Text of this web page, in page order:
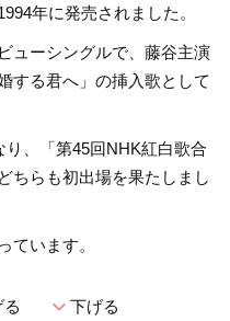
年に発売されました。
ューシングルで、藤谷主演
する君へ」の挿入歌として
、「第45回NHK紅白歌合
ちらも初出場を果たしまし
ています。
expand_more下げる